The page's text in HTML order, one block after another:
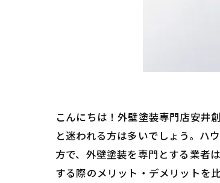
こんにちは！外壁塗装専門店安井
と迷われる方は多いでしょう。ハ
方で、外壁塗装を専門とする業者
する際のメリット・デメリットを